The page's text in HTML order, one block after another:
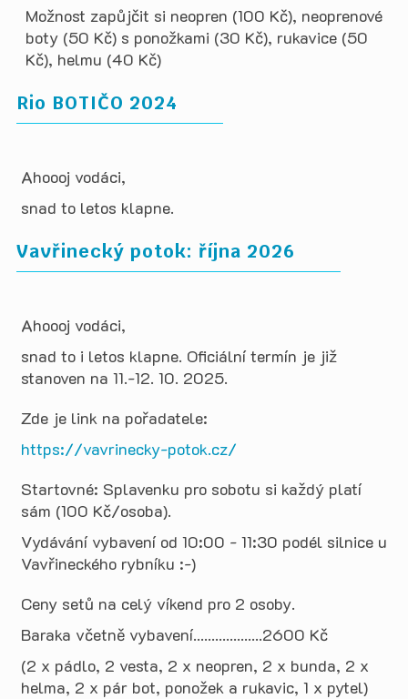
Možnost zapůjčit si neopren (100 Kč), neoprenové
boty (50 Kč) s ponožkami (30 Kč), rukavice (50
Kč), helmu (40 Kč)
Rio BOTIČO 2024
Ahoooj vodáci,
snad to letos klapne.
Vavřinecký potok: října 2026
Ahoooj vodáci,
snad to i letos klapne. Oficiální termín je již
stanoven na 11.-12. 10. 2025.
Zde je link na pořadatele:
https://vavrinecky-potok.cz/
Startovné: Splavenku pro sobotu si každý platí
sám (100 Kč/osoba).
Vydávání vybavení od 10:00 - 11:30 podél silnice u
Vavřineckého rybníku :-)
Ceny setů na celý víkend pro 2 osoby.
Baraka včetně vybavení...................2600 Kč
(2 x pádlo, 2 vesta, 2 x neopren, 2 x bunda, 2 x
helma, 2 x pár bot, ponožek a rukavic, 1 x pytel)